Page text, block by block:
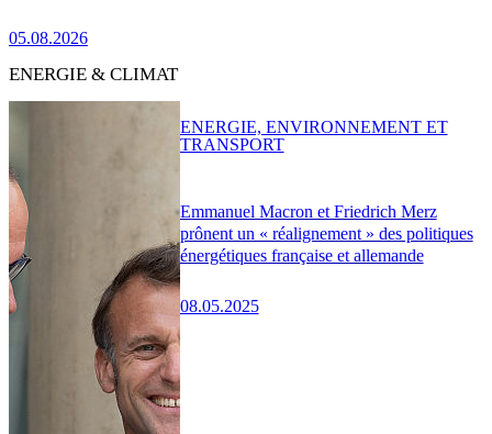
05.08.2026
ENERGIE & CLIMAT
Emmanuel Macron et Friedrich Merz
prônent un « réalignement » des politiques
énergétiques française et allemande
08.05.2025
ENERGIE, ENVIRONNEMENT ET
TRANSPORT